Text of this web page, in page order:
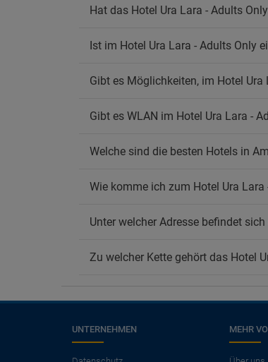
Hat das Hotel Ura Lara - Adults
Ist im Hotel Ura Lara - Adults Only
Gibt es Möglichkeiten, im Hotel
Gibt es WLAN im Hotel Ura Lara -
Welche sind die besten Hotels in
Wie komme ich zum Hotel Ura Lara
Unter welcher Adresse befindet
Zu welcher Kette gehört das Hotel
UNTERNEHMEN MEHR